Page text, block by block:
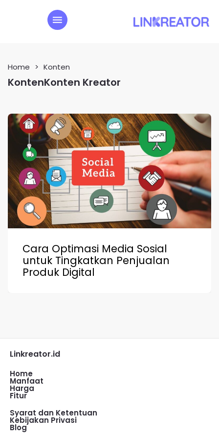
Home > Konten
KontenKonten Kreator
Cara Optimasi Media Sosial
untuk Tingkatkan Penjualan
Produk Digital
Linkreator.id
Home
Manfaat
Harga
Fitur
Syarat dan Ketentuan
Kebijakan Privasi
Blog